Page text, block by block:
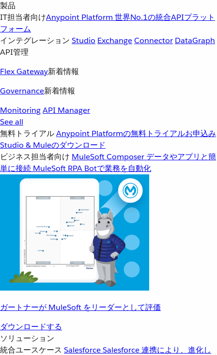
製品
IT担当者向けAnypoint Platform 世界No.1の統合APIプラット
フォーム
インテグレーション Studio ExchangeConnector DataGraph
API管理
Flex Gateway新着情報
Governance新着情報
MonitoringAPI Manager
See all
無料トライアルAnypoint Platformの無料トライアルお申込み
Studio & Muleのダウンロード
ビジネス担当者向け MuleSoft Composer データやアプリと簡
単に接続 MuleSoft RPA Botで業務を自動化
ガートナーが MuleSoft をリーダーとして評価
ダウンロードする
ソリューション
統合ユースケース SalesforceSalesforce 連携により、進化し